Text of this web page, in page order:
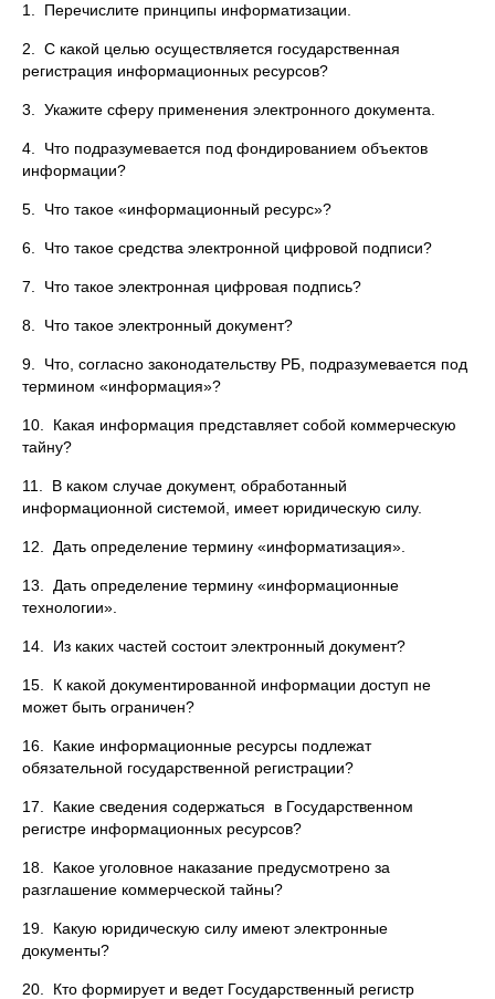
1. Перечислите принципы информатизации.
2. С какой целью осуществляется государственная
регистрация информационных ресурсов?
3. Укажите сферу применения электронного документа.
4. Что подразумевается под фондированием объектов
информации?
5. Что такое «информационный ресурс»?
6. Что такое средства электронной цифровой подписи?
7. Что такое электронная цифровая подпись?
8. Что такое электронный документ?
9. Что, согласно законодательству РБ, подразумевается под
термином «информация»?
10. Какая информация представляет собой коммерческую
тайну?
11. В каком случае документ, обработанный
информационной системой, имеет юридическую силу.
12. Дать определение термину «информатизация».
13. Дать определение термину «информационные
технологии».
14. Из каких частей состоит электронный документ?
15. К какой документированной информации доступ не
может быть ограничен?
16. Какие информационные ресурсы подлежат
обязательной государственной регистрации?
17. Какие сведения содержаться в Государственном
регистре информационных ресурсов?
18. Какое уголовное наказание предусмотрено за
разглашение коммерческой тайны?
19. Какую юридическую силу имеют электронные
документы?
20. Кто формирует и ведет Государственный регистр